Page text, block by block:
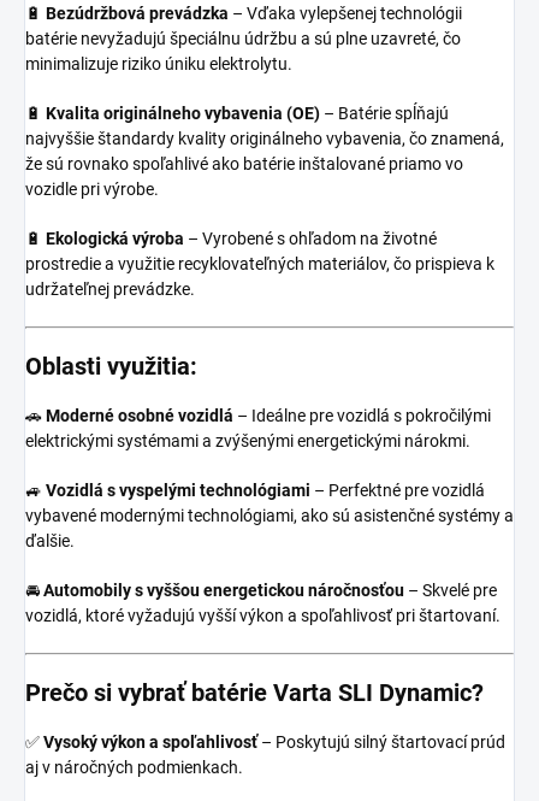
🔋 Bezúdržbová prevádzka – Vďaka vylepšenej technológii
batérie nevyžadujú špeciálnu údržbu a sú plne uzavreté, čo
minimalizuje riziko úniku elektrolytu.
🔋 Kvalita originálneho vybavenia (OE) – Batérie spĺňajú
najvyššie štandardy kvality originálneho vybavenia, čo znamená,
že sú rovnako spoľahlivé ako batérie inštalované priamo vo
vozidle pri výrobe.
🔋 Ekologická výroba – Vyrobené s ohľadom na životné
prostredie a využitie recyklovateľných materiálov, čo prispieva k
udržateľnej prevádzke.
Oblasti využitia:
🚗Moderné osobné vozidlá – Ideálne pre vozidlá s pokročilými
elektrickými systémami a zvýšenými energetickými nárokmi.
🚙 Vozidlá s vyspelými technológiami – Perfektné pre vozidlá
vybavené modernými technológiami, ako sú asistenčné systémy a
ďalšie.
🚘Automobily s vyššou energetickou náročnosťou – Skvelé pre
vozidlá, ktoré vyžadujú vyšší výkon a spoľahlivosť pri štartovaní.
Prečo si vybrať batérie Varta SLI Dynamic?
✅Vysoký výkon a spoľahlivosť– Poskytujú silný štartovací prúd
aj v náročných podmienkach.